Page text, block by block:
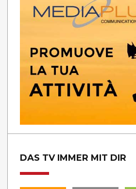
DAS TV IMMER MIT DIR